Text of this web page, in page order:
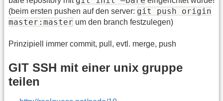
(beim ersten pushen auf den server: git push origin
master:master um den branch festzulegen)
Prinzipiell immer commit, pull, evtl. merge, push
GIT SSH mit einer unix gruppe
teilen